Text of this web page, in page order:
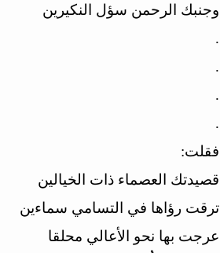
وجنبك الرحمن سؤل النكيرين
.
.
.
.
فقلت:
قصيدتك العصماء ذات الخيالين
ترقت رؤاها في التسامي سماءين
عرجت بها نحو الأعالي محلقا